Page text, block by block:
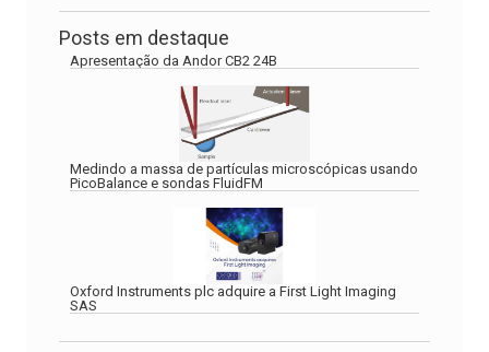
Posts em destaque
Apresentação da Andor CB2 24B
Medindo a massa de partículas microscópicas usando
PicoBalance e sondas FluidFM
Oxford Instruments plc adquire a First Light Imaging
SAS